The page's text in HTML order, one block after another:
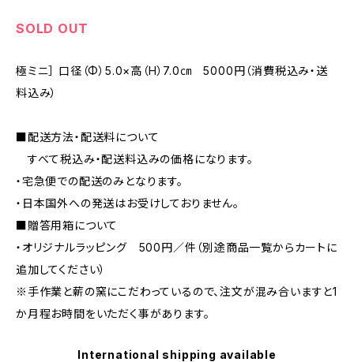
SOLD OUT
極ミニ］ 口径（Φ）5.0×高（H）7.0㎝ 5000円（消費税込み・送
料込み）
■配送方法・配送料について
すべて税込み・配送料込みの価格になります。
・宅急便での配送のみとなります。
・日本国外への発送はお受けしておりません。
■贈答用箱について
・オリジナルラッピング 500円／件（別途商品一覧からカートに
追加してください）
※手作業と薪の窯にこだわっているので、注文が混み合いますと1
か月程お時間をいただく事があります。
International shipping available